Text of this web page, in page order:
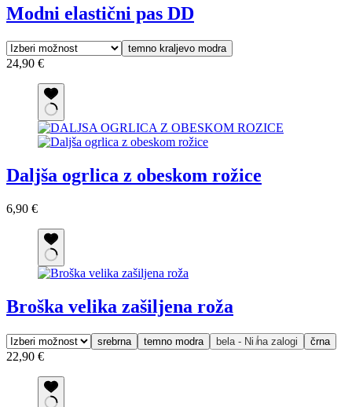
Modni elastični pas DD
temno kraljevo modra
24,90 €
Daljša ogrlica z obeskom rožice
6,90 €
Broška velika zašiljena roža
srebrna temno modra bela - Ni na zalogi črna
22,90 €